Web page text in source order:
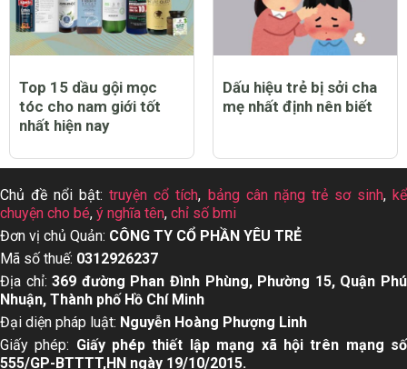
Top 15 dầu gội mọc
tóc cho nam giới tốt
nhất hiện nay
Dấu hiệu trẻ bị sởi cha
mẹ nhất định nên biết
Chủ đề nổi bật:truyện cổ tích, bảng cân nặng trẻ sơ sinh, kể
chuyện cho bé, ý nghĩa tên, chỉ số bmi
Đơn vị chủ Quản: CÔNG TY CỔ PHẦN YÊU TRẺ
Mã số thuế: 0312926237
Địa chỉ:369 đường Phan Đình Phùng, Phường 15, Quận Phú
Nhuận, Thành phố Hồ Chí Minh
Đại diện pháp luật: Nguyễn Hoàng Phượng Linh
Giấy phép: Giấy phép thiết lập mạng xã hội trên mạng số
555/GP-BTTTT,HN ngày 19/10/2015.